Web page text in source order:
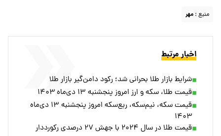
منبع : مهر
اخبار مرتبط
شرایط بازار طلا بحرانی شد؛ رکود دامن‌گیر بازار طلا
قیمت طلا، سکه و ارز امروز پنجشنبه ۱۳ دی‌ماه ۱۴۰۳
قیمت سکه، نیم‌سکه، ربع‌سکه امروز پنجشنبه ۱۳ دی‌ماه
۱۴۰۳
قیمت طلا در سال ۲۰۲۴ با جهش ۲۷ درصدی رکورددار